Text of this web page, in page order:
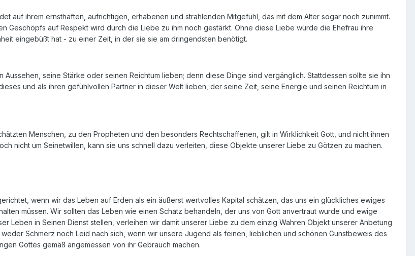
auf ihrem ernsthaften, aufrichtigen, erhabenen und strahlenden Mitgefühl, das mit dem Alter sogar noch zunimmt.
Geschöpfs auf Respekt wird durch die Liebe zu ihm noch gestärkt. Ohne diese Liebe würde die Ehefrau ihre
eingebüßt hat - zu einer Zeit, in der sie sie am dringendsten benötigt.
Aussehen, seine Stärke oder seinen Reichtum lieben; denn diese Dinge sind vergänglich. Stattdessen sollte sie ihn
und als ihren gefühlvollen Partner in dieser Welt lieben, der seine Zeit, seine Energie und seinen Reichtum in
Menschen, zu den Propheten und den besonders Rechtschaffenen, gilt in Wirklichkeit Gott, und nicht ihnen
nicht um Seinetwillen, kann sie uns schnell dazu verleiten, diese Objekte unserer Liebe zu Götzen zu machen.
wenn wir das Leben auf Erden als ein äußerst wertvolles Kapital schätzen, das uns ein glückliches ewiges
müssen. Wir sollten das Leben wie einen Schatz behandeln, der uns von Gott anvertraut wurde und ewige
Leben in Seinen Dienst stellen, verleihen wir damit unserer Liebe zu dem einzig Wahren Objekt unserer Anbetung
Schmerz noch Leid nach sich, wenn wir unsere Jugend als feinen, lieblichen und schönen Gunstbeweis des
Gottes gemäß angemessen von ihr Gebrauch machen.